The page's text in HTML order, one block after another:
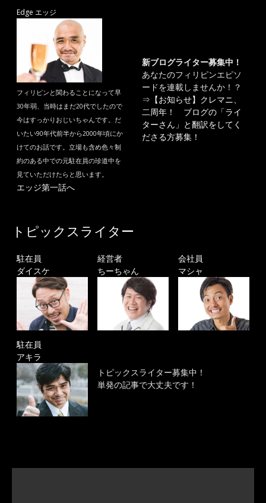
Edge エッジ
フィリピンと関わることになって早
30年弱、当時はまだ20代でしたので
今はすっかりおじいちゃんです。だ
いたい90年代前半から2000年頃にか
けてのお話です。立場も含め色々制
約のある中での元駐在員の珍道中を
見ていただけたらと思います。
エッジ第一話へ
新ブログライター募集中！
あなたのフィリピンエピソ
ードを連載しませんか！？
⇒ 【お知らせ】クレマニ、
二周年！ ブログの「ライ
ターさん」と翻訳をしてく
ださる方募集！
トピックスライター
駐在員
ダイスケ
経営者
ちーちゃん
会社員
マシャ
駐在員
アキラ
トピックスライター募集中！
単発の記事で大丈夫です！